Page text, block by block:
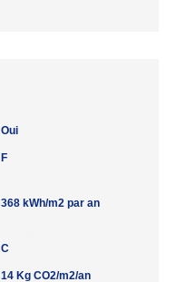
Oui
F
368 kWh/m2 par an
C
14 Kg CO2/m2/an